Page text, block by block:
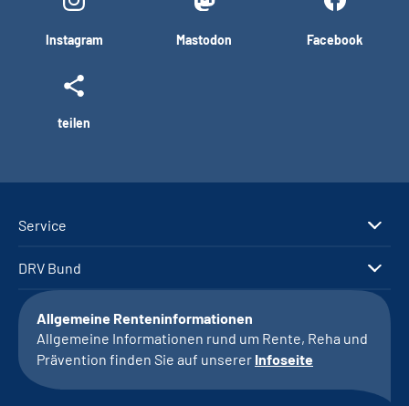
Instagram Mastodon Facebook
teilen
Service
DRV Bund
Allgemeine Renteninformationen
Allgemeine Informationen rund um Rente, Reha und
Prävention finden Sie auf unserer Infoseite